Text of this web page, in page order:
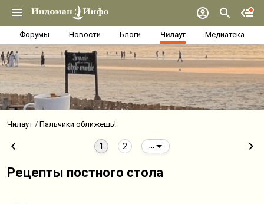
Форумы Новости Блоги Чилаут Медиатека
Чилаут Пальчики оближешь!
1 2
Рецепты постного стола